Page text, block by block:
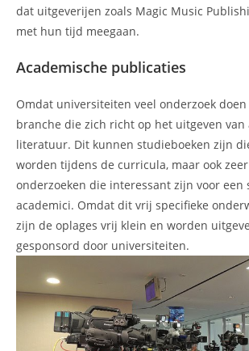
dat uitgeverijen zoals Magic Music
met hun tijd meegaan.
Academische publicaties
Omdat universiteiten veel onderzoek
branche die zich richt op het uitgeven van
literatuur. Dit kunnen studieboeken zijn
worden tijdens de curricula, maar ook
onderzoeken die interessant zijn voor een
academici. Omdat dit vrij specifieke
zijn de oplages vrij klein en worden
gesponsord door universiteiten.